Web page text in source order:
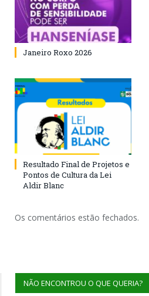
Janeiro Roxo 2026
Resultado Final de Projetos e
Pontos de Cultura da Lei
Aldir Blanc
Os comentários estão fechados.
NÃO ENCONTROU O QUE QUERIA?